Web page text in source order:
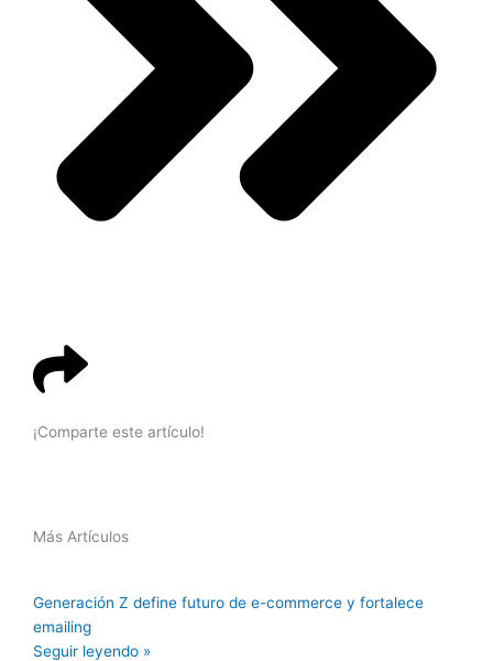
¡Comparte este artículo!
Más Artículos
Generación Z define futuro de e-commerce y fortalece
emailing
Seguir leyendo »